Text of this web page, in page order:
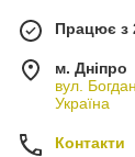
Працює з
м. Дніпро
вул.
Україна
Контакти